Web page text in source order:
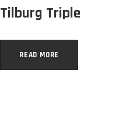
Tilburg Triple
READ MORE